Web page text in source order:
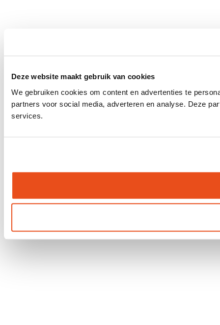
Deze website maakt gebruik van cookies
We gebruiken cookies om content en advertenties te
partners voor social media, adverteren en analyse. Deze
services.